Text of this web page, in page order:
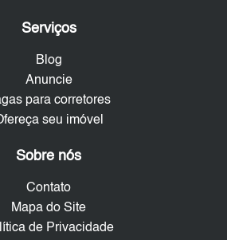
Serviços
Blog
Anuncie
para corretores
seu imóvel
Sobre nós
Contato
Mapa do Site
de Privacidade